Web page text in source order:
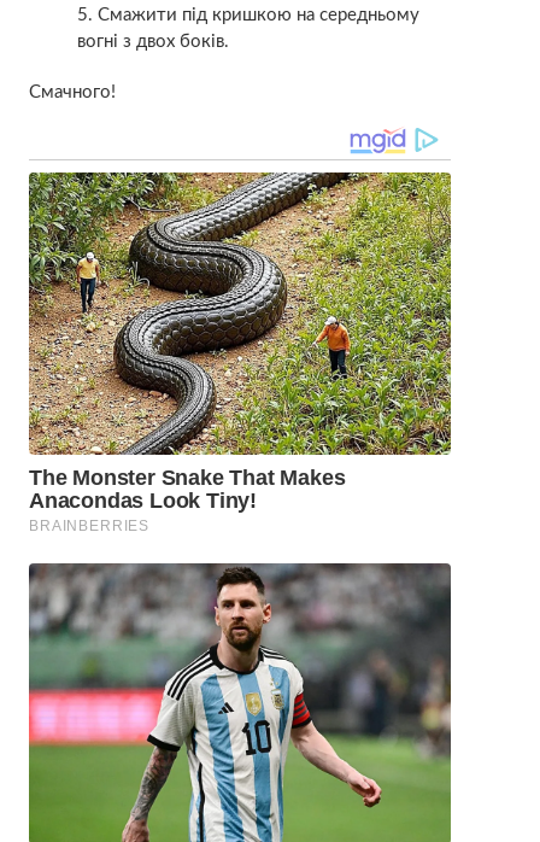
Смажити під кришкою на середньому
вогні з двох боків.
Смачного!